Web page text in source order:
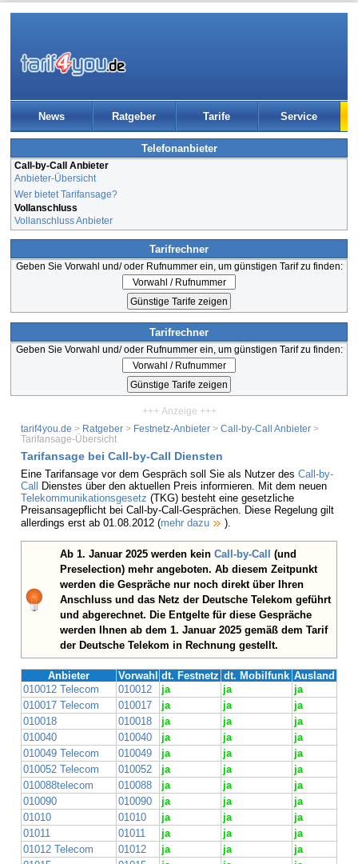
News Ratgeber Tarife Service
Telefonanbieter
Call-by-Call Anbieter
Anbieter-Übersicht
Wer bietet Tarifansage?
Vollanschluss
Vollanschluss Anbieter
Tarifrechner
Geben Sie Vorwahl und/ oder Rufnummer ein, um günstigen Tarif zu finden:
Tarifrechner
Geben Sie Vorwahl und/ oder Rufnummer ein, um günstigen Tarif zu finden:
+++ Anzeige +++
tarif4you.de > Ratgeber > Festnetz-Anbieter > Call-by-Call Anbieter >
Tarifansage-Übersicht
Tarifansage bei Call-by-Call Diensten
Eine Tarifansage vor dem Gespräch soll Sie als Nutzer des Call-by-
Call
Dienstes über den aktuellen Preis informieren. Mit dem neuen
Telekommunikationsgesetz (TKG) besteht eine gesetzliche
Preisansagepflicht bei Call-by-Call-Gesprächen. Diese Regelung gilt
allerdings erst ab 01.08.2012 (mehr dazu ).
Ab 1. Januar 2025 werden kein Call-by-Call
(und
Preselection) mehr angeboten. Ab diesem Zeitpunkt
werden die Gespräche nur noch direkt über Ihren
Anschluss und das Netz der Deutsche Telekom geführt
und abgerechnet. Die Entgelte für diese Gespräche
werden Ihnen ab dem 1. Januar 2025 gemäß dem Tarif
der Deutsche Telekom in Rechnung gestellt.
Anbieter Vorwahl dt. Festnetz dt. Mobilfunk Ausland
010012 Telecom
010012 ja ja
ja
010017 Telecom
010017 ja ja
ja
010018
010018 ja ja
ja
010040
010040 ja ja
ja
010049 Telecom
010049 ja ja
ja
010052 Telecom
010052 ja ja
ja
010088telecom
010088 ja ja
ja
010090
010090 ja ja
ja
01010
01010 ja ja
ja
01011
01011 ja ja
ja
01012 Telecom
01012 ja ja
ja